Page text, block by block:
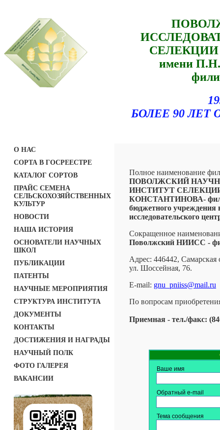
имени
БОЛЕЕ 90
О НАС
СОРТА В ГОСРЕЕСТРЕ
КАТАЛОГ СОРТОВ
ПРАЙС СЕМЕНА
СЕЛЬСКОХОЗЯЙСТВЕННЫХ
КУЛЬТУР
НОВОСТИ
НАША ИСТОРИЯ
ОСНОВАТЕЛИ НАУЧНЫХ
ШКОЛ
ПУБЛИКАЦИИ
ПАТЕНТЫ
НАУЧНЫЕ МЕРОПРИЯТИЯ
СТРУКТУРА ИНСТИТУТА
ДОКУМЕНТЫ
КОНТАКТЫ
ДОСТИЖЕНИЯ И НАГРАДЫ
НАУЧНЫЙ ПОЛК
ФОТО ГАЛЕРЕЯ
ВАКАНСИИ
Полное наименование
ПОВОЛЖСКИЙ
ИНСТИТУТ
КОНСТАНТИНОВА-
бюджетного учреждения
исследовательского
Cокращенное
Поволжский НИИСС -
Адрес: 446442, Самарская
ул. Шоссейная, 76.
E-mail: gnu_pniiss@mail.ru
По вопросам
Приемная - тел./факс:
Ваше имя
Обратный e-mail
Тема сообщения